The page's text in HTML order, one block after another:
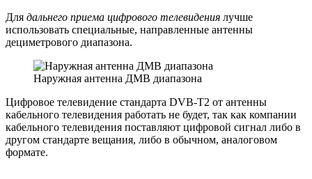
Для дальнего приема цифрового телевидения лучше
использовать специальные, направленные антенны
дециметрового диапазона.
Наружная антенна ДМВ диапазона
Цифровое телевидение стандарта DVB-T2 от антенны
кабельного телевидения работать не будет, так как компании
кабельного телевидения поставляют цифровой сигнал либо в
другом стандарте вещания, либо в обычном, аналоговом
формате.